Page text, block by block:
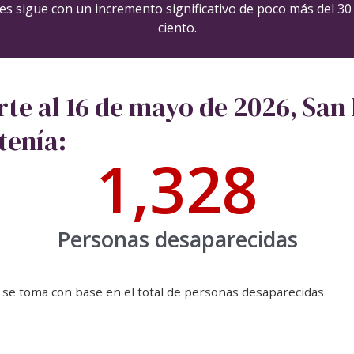
sigue con un incremento significativo de poco más del
ciento.
al 16 de mayo de 2026, San
1,328
Personas desaparecidas
toma con base en el total de personas desaparecidas